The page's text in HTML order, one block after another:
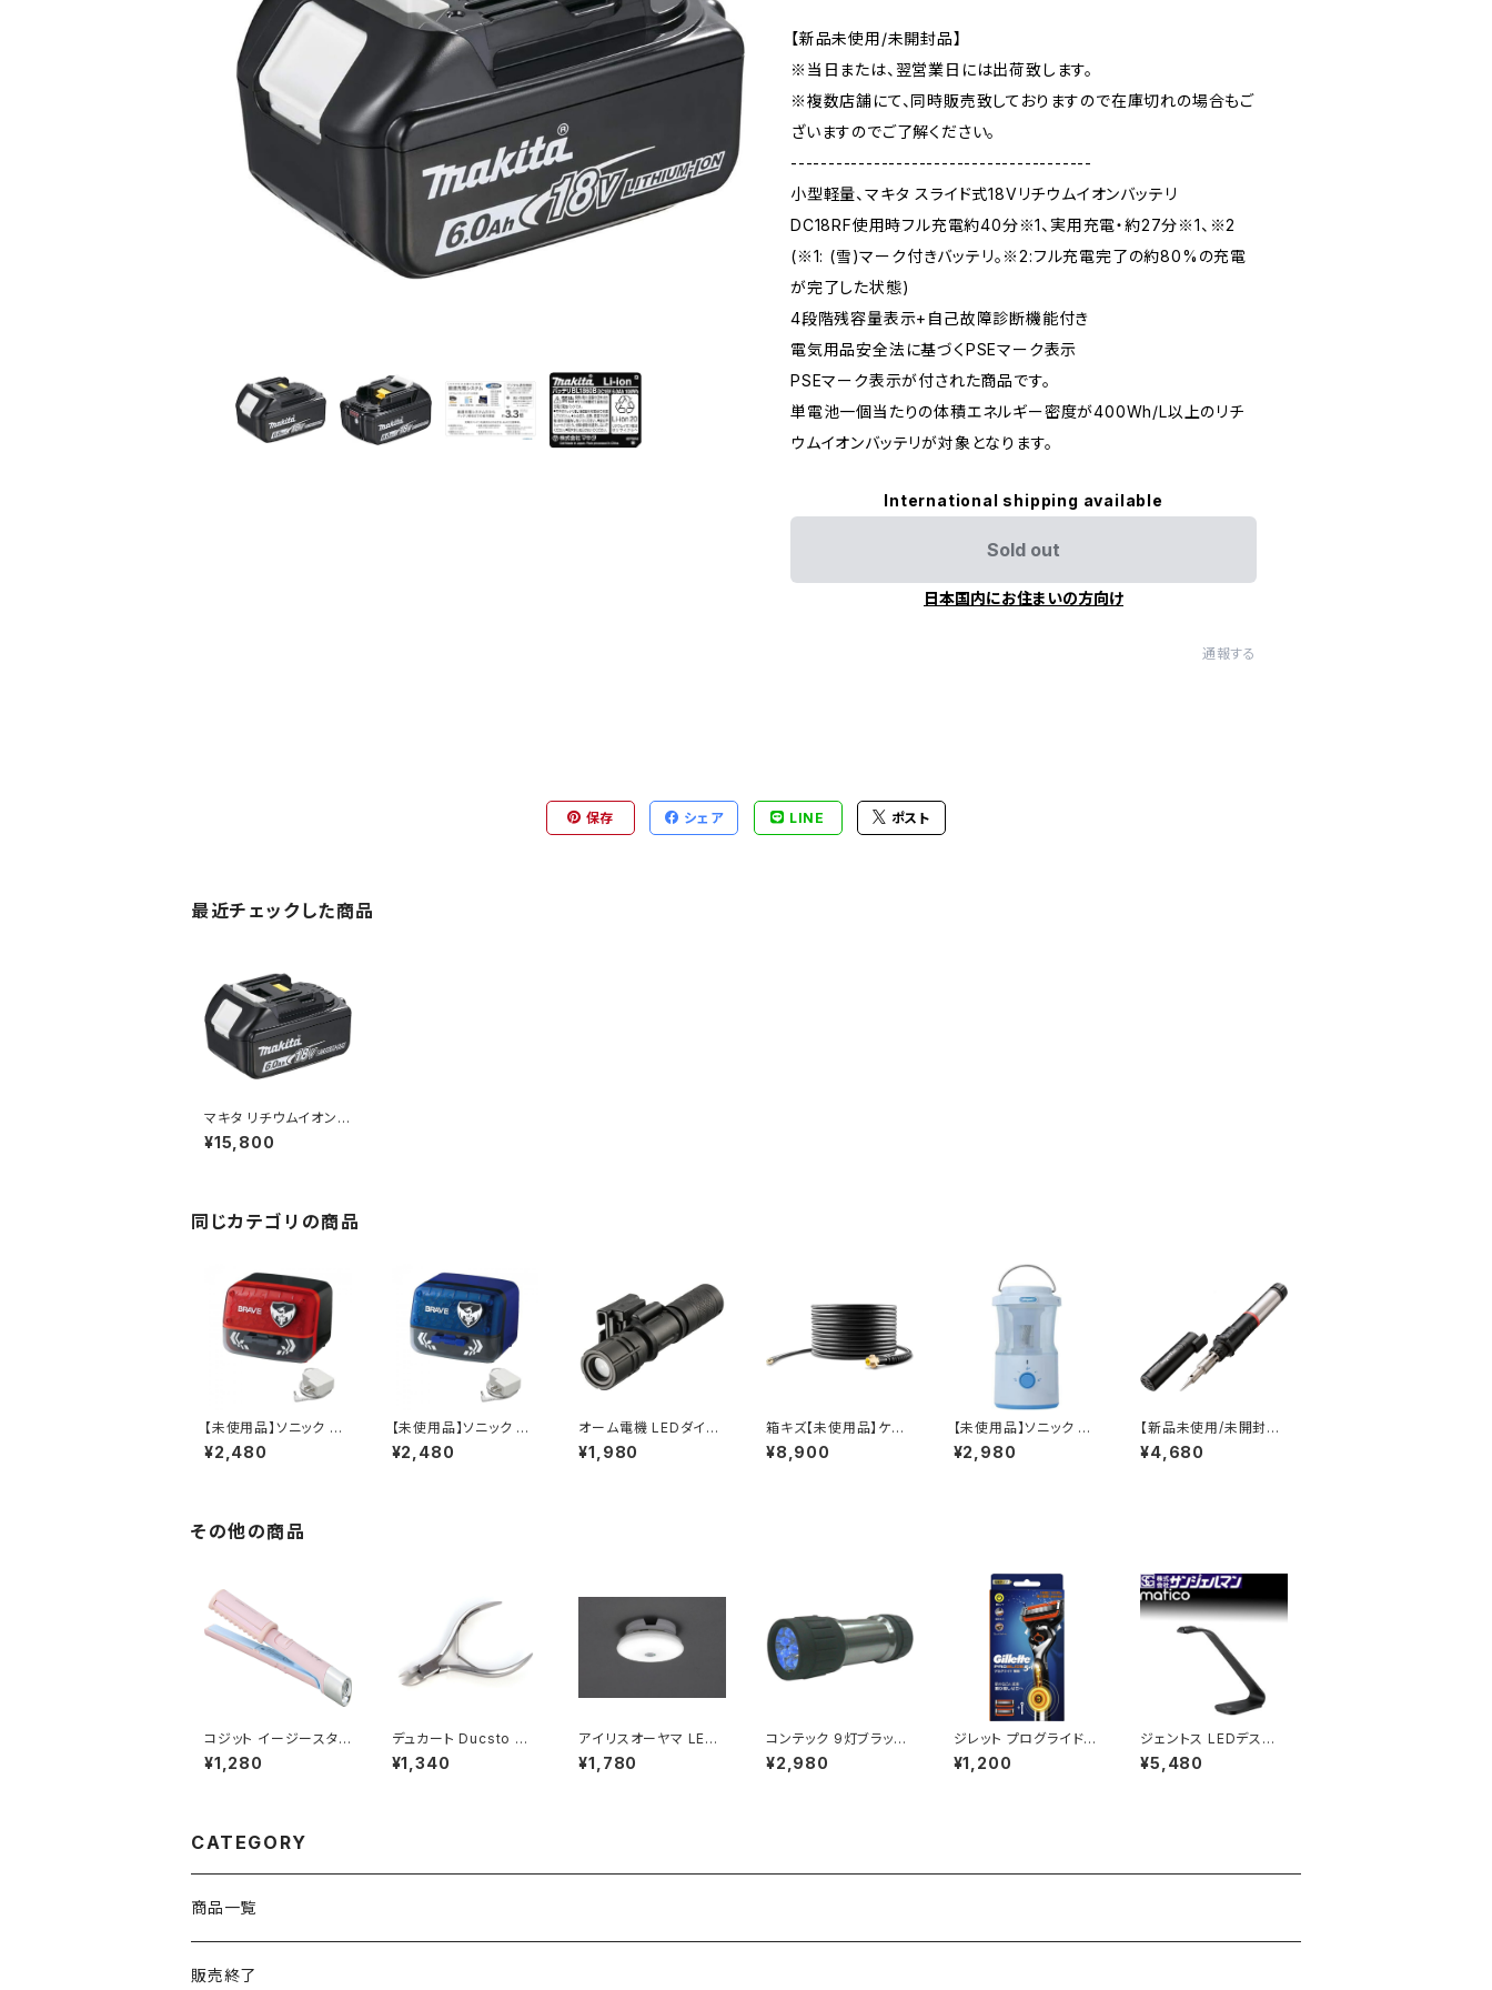
【新品未使用/未開封品】
※当日または、翌営業日には出荷致します。
※複数店舗にて、同時販売致しておりますので在庫切れの場合もご
ざいますのでご了解ください。
----------------------------------------
小型軽量、マキタ スライド式18Vリチウムイオンバッテリ
DC18RF使用時フル充電約40分※1、実用充電・約27分※1、※2
(※1: (雪)マーク付きバッテリ。※2:フル充電完了の約80%の充電
が完了した状態)
4段階残容量表示+自己故障診断機能付き
電気用品安全法に基づくPSEマーク表示
PSEマーク表示が付された商品です。
単電池一個当たりの体積エネルギー密度が400Wh/L以上のリチ
ウムイオンバッテリが対象となります。
International shipping available
Sold out
日本国内にお住まいの方向け
通報する
保存 シェア LINE ポスト
最近チェックした商品
マキタ リチウムイオンバ
ッテリBL1860B 18V 6.
0Ah A-60464 / JAN
¥15,800
同じカテゴリの商品
【未使用品】ソニック イ
ージーピージー α電動
鉛筆削り ブレイブ EK
¥2,480
【未使用品】ソニック イ
ージーピージー α電動
鉛筆削り ブレイブ EK
¥2,480
オーム電機 LEDダイバ
ーライト レッドカイザー
80ルーメン LH-DIV1-
¥1,980
箱キズ【未使用品】ケル
ヒャー KARCHER 2.6
37-767.0 パイプクリ
¥8,900
【未使用品】ソニック 電
動 鉛筆削り 充電式 全
自動 LVH-7005-B (ブ
¥2,980
【新品未使用/未開封
品】グット goot ポータ
ソルスーパープロ ガス
¥4,680
その他の商品
コジット イージースタイ
ラー USB ストレート ボ
リュームカール アイロ
¥1,280
デュカート Ducsto 足
爪専用 トゥネイルニッパ
ー / JAN : 49016044
¥1,340
アイリスオーヤマ LED
小型シーリング 薄形60
0lm 昼光色 人感センサ
¥1,780
コンテック 9灯ブラック
ライト BL-LED9430
-UV / JAN : 4582107
¥2,980
ジレット プログライド フ
レックスボール パワー
ホルダー 替刃2個付き4
¥1,200
ジェントス LEDデスクラ
イト ブラック MA-DK
813 BK / JAN：4950
¥5,480
CATEGORY
商品一覧
販売終了